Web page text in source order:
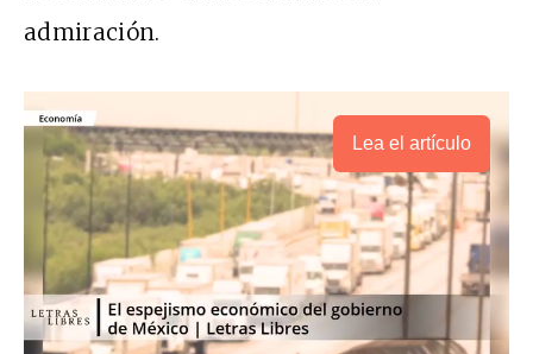
admiración.
Lea el artículo